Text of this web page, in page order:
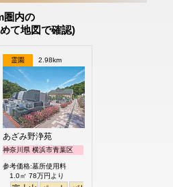
圏内の
て地図で確認)
霊園 2.98km
あざみ野浄苑
神奈川県 横浜市青葉区
参考価格:墓所使用料
1.0㎡ 78万円より